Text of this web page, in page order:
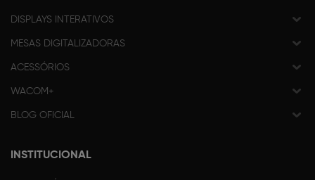
DISPLAYS INTERATIVOS
MESAS DIGITALIZADORAS
ACESSÓRIOS
WACOM+
BLOG OFICIAL
INSTITUCIONAL